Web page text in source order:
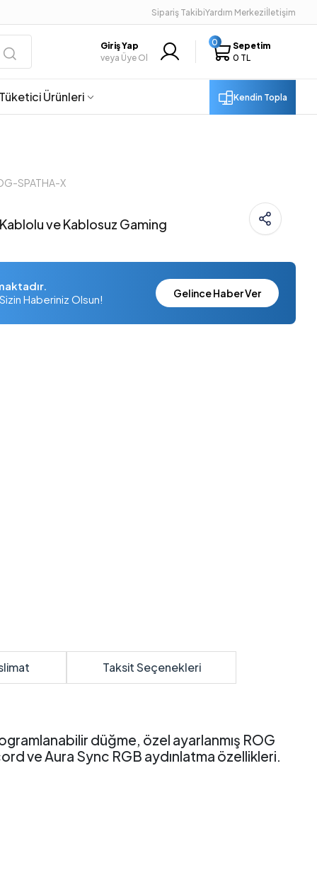
Sipariş TakibiYardım Merkeziİletişim
Giriş Yap
veya Üye Ol
0
Sepetim
0 TL
Tüketici Ürünleri Kendin Topla
SPATHA-X
ve Kablosuz Gaming
Haberiniz Olsun!
Gelince Haber Ver
Taksit Seçenekleri
düğme, özel ayarlanmış ROG
ve Aura Sync RGB aydınlatma özellikleri.